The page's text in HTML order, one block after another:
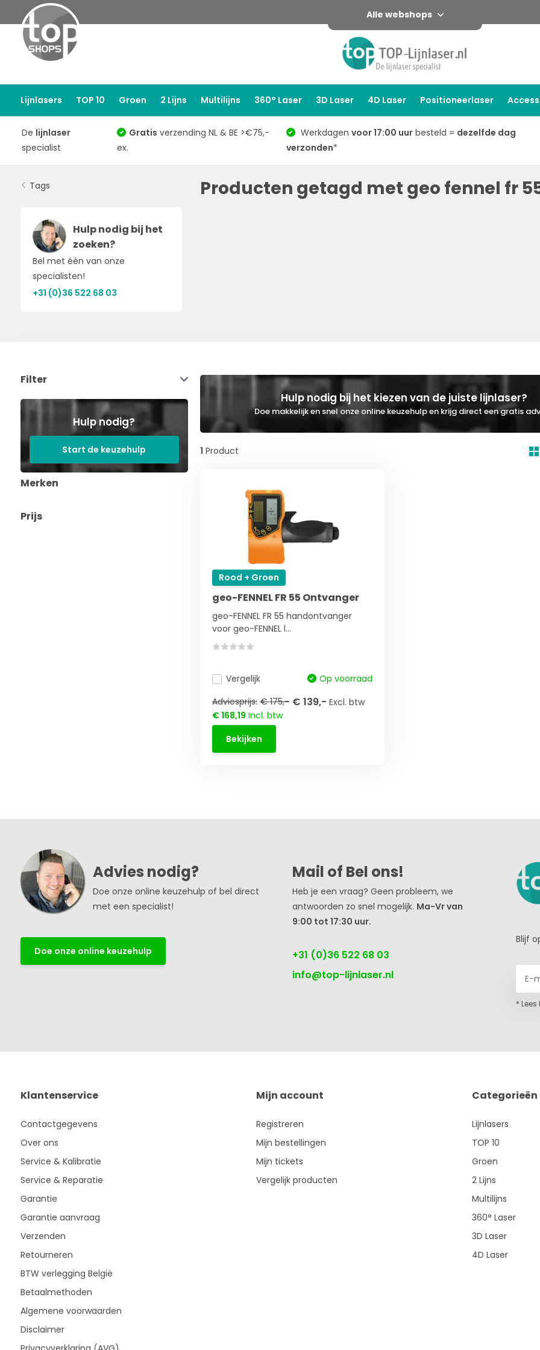
Alle webshops
Lijnlasers TOP 10 Groen 2 Lijns Multilijns 360° Laser 3D Laser 4D Laser Positioneerlaser
De lijnlaser
specialist
Gratis verzending NL & BE >€75,-
ex.
Werkdagen voor 17:00 uurbesteld = dezelfde dag
verzonden*
Tags
Hulp nodig bij het
zoeken?
Bel met één van onze
specialisten!
+31 (0)36 522 68 03
Producten getagd met geo fennel fr
Filter
Hulp nodig?
Start de keuzehulp
Merken
Prijs
Hulp nodig bij het kiezen van de juiste lijnlaser?
Doe makkelijk en snel onze online keuzehulp en krijg direct een gratis
1 Product
Rood + Groen
geo-FENNEL FR 55 Ontvanger
geo-FENNEL FR 55 handontvanger
voor geo-FENNEL l...
Vergelijk
Op voorraad
Adviesprijs: € 175,- € 139,- Excl. btw
€ 168,19 Incl. btw
Bekijken
Advies nodig?
Doe onze online keuzehulp of bel direct
met een specialist!
Doe onze online keuzehulp
Mail of Bel ons!
Heb je een vraag? Geen probleem, we
antwoorden zo snel mogelijk. Ma-Vr van
9:00 tot 17:30 uur.
+31 (0)36 522 68 03
info@top-lijnlaser.nl
Blijf
*
Klantenservice
Contactgegevens
Over ons
Service & Kalibratie
Service & Reparatie
Garantie
Garantie aanvraag
Verzenden
Retourneren
BTW verlegging België
Betaalmethoden
Algemene voorwaarden
Disclaimer
Mijn account
Registreren
Mijn bestellingen
Mijn tickets
Vergelijk producten
Categorieën
Lijnlasers
TOP 10
Groen
2 Lijns
Multilijns
360° Laser
3D Laser
4D Laser